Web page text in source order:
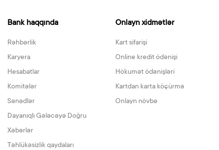
Bank haqqında
Rəhbərlik
Karyera
Hesabatlar
Komitələr
Sənədlər
Dayanıqlı Gələcəyə Doğru
Xəbərlər
Təhlükəsizlik qaydaları
Onlayn xidmətlər
Kart sifarişi
Online kredit ödənişi
Hökumət ödənişləri
Kartdan karta köçürmə
Onlayn növbə